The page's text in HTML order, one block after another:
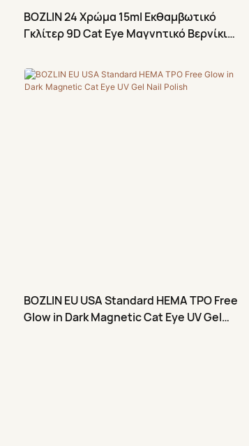
BOZLIN 24 Χρώμα 15ml Εκθαμβωτικό
Γκλίτερ 9D Cat Eye Μαγνητικό Βερνίκι
BOZLIN EU USA Standard HEMA TPO Free
Glow in Dark Magnetic Cat Eye UV Gel